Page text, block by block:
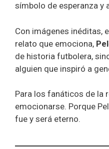
símbolo de esperanza y
Con imágenes inéditas,
relato que emociona,
de historia futbolera,
alguien que inspiró a
Para los fanáticos de la
emocionarse. Porque
fue y será eterno.